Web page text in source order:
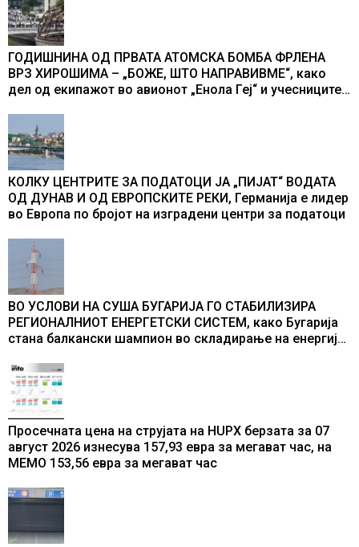
ГОДИШНИНА ОД ПРВАТА АТОМСКА БОМБА ФРЛЕНА
ВРЗ ХИРОШИМА – „БОЖЕ, ШТО НАПРАВИВМЕ“, како
дел од екипажот во авионот „Енола Геј“ и учесниците
промени текот на историјата
КОЛКУ ЦЕНТРИТЕ ЗА ПОДАТОЦИ ЈА „ПИЈАТ“ ВОДАТА
ОД ДУНАВ И ОД ЕВРОПСКИТЕ РЕКИ, Германија е лидер
во Европа по бројот на изградени центри за податоци
ВО УСЛОВИ НА СУША БУГАРИЈА ГО СТАБИЛИЗИРА
РЕГИОНАЛНИОТ ЕНЕРГЕТСКИ СИСТЕМ, како Бугарија
стана балкански шампион во складирање на енергија
Просечната цена на струјата на HUPX берзата за 07
август 2026 изнесува 157,93 евра за мегават час, на
МЕМО 153,56 евра за мегават час